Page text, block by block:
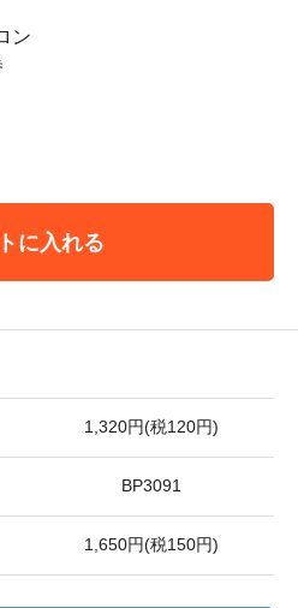
ン
に入れる
1,320円(税120円)
BP3091
1,650円(税150円)